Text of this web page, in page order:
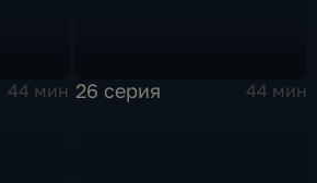
44 мин 26 серия 44 мин